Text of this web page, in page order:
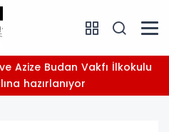
hazırlanıyor